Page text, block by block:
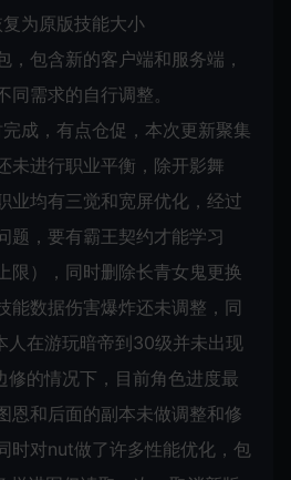
为原版技能大小
，包含新的客户端和服务端，
需求的自行调整。
成，有点仓促，本次更新聚集
未进行职业平衡，除开影舞
业均有三觉和宽屏优化，经过
题，要有霸王契约才能学习
限），同时删除长青女鬼更换
能数据伤害爆炸还未调整，同
人在游玩暗帝到30级并未出现
的情况下，目前角色进度最
恩和后面的副本未做调整和修
时对nut做了许多性能优化，包